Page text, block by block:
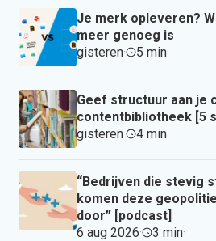
Je merk opleveren?
meer genoeg is
gisteren· 5 min·
Geef structuur aan je
contentbibliotheek [5
gisteren· 4 min·
“Bedrijven die stevig
komen deze
door” [podcast]
6 aug 2026· 3 min·